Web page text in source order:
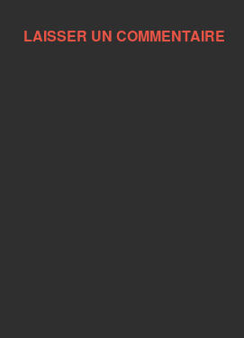
LAISSER UN COMMENTAIRE